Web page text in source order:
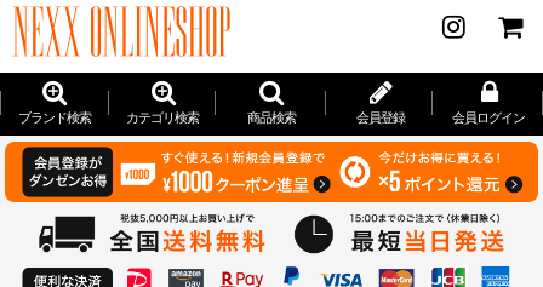
ブランド検索 カテゴリ検索 商品検索 会員登録 会員ログイン